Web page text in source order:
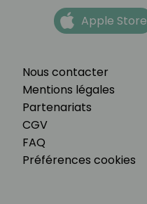
Nous contacter
Mentions légales
Partenariats
CGV
FAQ
Préférences cookies
Apple Store